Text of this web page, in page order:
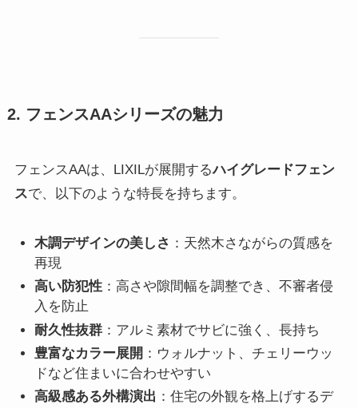
2. フェンスAAシリーズの魅力
フェンスAAは、LIXILが展開するハイグレードフェン
スで、以下のような特長を持ちます。
木調デザインの美しさ ：天然木さながらの質感を
再現
高い防犯性 ：高さや隙間幅を調整でき、不審者侵
入を防止
耐久性抜群 ：アルミ素材でサビに強く、長持ち
豊富なカラー展開 ：ウォルナット、チェリーウッ
ドなど住まいに合わせやすい
高級感ある外構演出 ：住宅の外観を格上げするデ